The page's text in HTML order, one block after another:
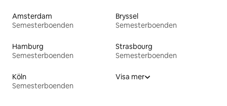
Amsterdam
Semesterboenden
Bryssel
Semesterboenden
Hamburg
Semesterboenden
Strasbourg
Semesterboenden
Köln
Semesterboenden
Visa mer